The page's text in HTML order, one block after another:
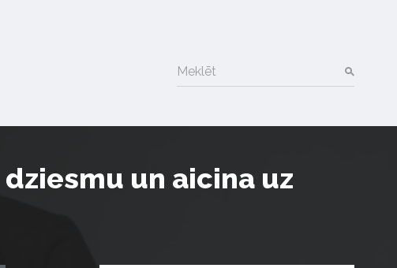
Meklēt
un aicina uz